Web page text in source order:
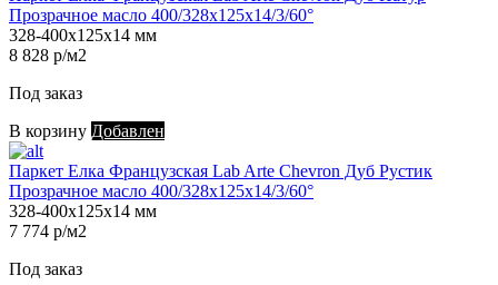
Прозрачное масло 400/328х125х14/3/60°
328-400х125х14 мм
8 828 р/м2
Под заказ
В корзину Добавлен
Паркет Елка Французская Lab Arte Chevron Дуб Рустик
Прозрачное масло 400/328х125х14/3/60°
328-400х125х14 мм
7 774 р/м2
Под заказ